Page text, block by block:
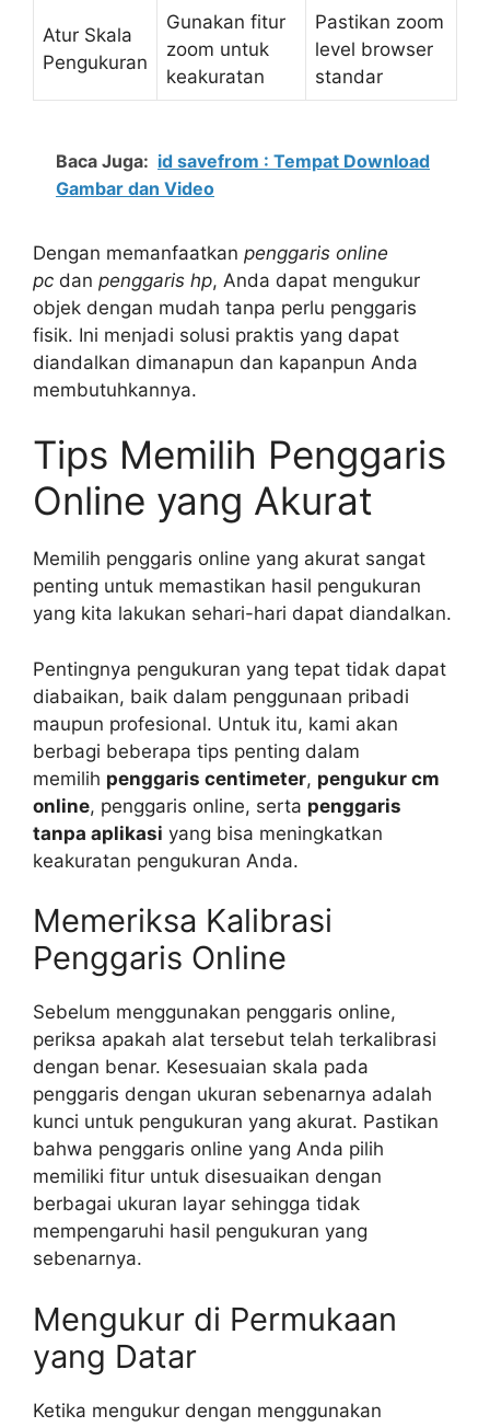
Atur Skala
Pengukuran
Gunakan fitur
zoom untuk
keakuratan
Pastikan zoom
level browser
standar
Baca Juga: id savefrom : Tempat Download
Gambar dan Video
Dengan memanfaatkan penggaris online
pc dan penggaris hp, Anda dapat mengukur
objek dengan mudah tanpa perlu penggaris
fisik. Ini menjadi solusi praktis yang dapat
diandalkan dimanapun dan kapanpun Anda
membutuhkannya.
Tips Memilih Penggaris
Online yang Akurat
Memilih penggaris online yang akurat sangat
penting untuk memastikan hasil pengukuran
yang kita lakukan sehari-hari dapat diandalkan.
Pentingnya pengukuran yang tepat tidak dapat
diabaikan, baik dalam penggunaan pribadi
maupun profesional. Untuk itu, kami akan
berbagi beberapa tips penting dalam
memilih penggaris centimeter, pengukur cm
online, penggaris online, serta penggaris
tanpa aplikasi yang bisa meningkatkan
keakuratan pengukuran Anda.
Memeriksa Kalibrasi
Penggaris Online
Sebelum menggunakan penggaris online,
periksa apakah alat tersebut telah terkalibrasi
dengan benar. Kesesuaian skala pada
penggaris dengan ukuran sebenarnya adalah
kunci untuk pengukuran yang akurat. Pastikan
bahwa penggaris online yang Anda pilih
memiliki fitur untuk disesuaikan dengan
berbagai ukuran layar sehingga tidak
mempengaruhi hasil pengukuran yang
sebenarnya.
Mengukur di Permukaan
yang Datar
Ketika mengukur dengan menggunakan